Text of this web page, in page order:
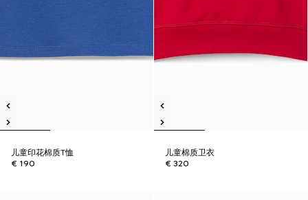
儿童印花棉质T恤
€ 190
儿童棉质卫衣
€ 320